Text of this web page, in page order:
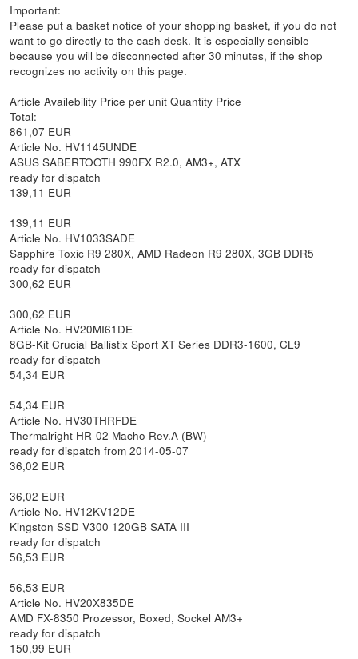
Important:
Please put a basket notice of your shopping basket, if you do not
want to go directly to the cash desk. It is especially sensible
because you will be disconnected after 30 minutes, if the shop
recognizes no activity on this page.
Article Availebility Price per unit Quantity Price
Total:
861,07 EUR
Article No. HV1145UNDE
ASUS SABERTOOTH 990FX R2.0, AM3+, ATX
ready for dispatch
139,11 EUR
139,11 EUR
Article No. HV1033SADE
Sapphire Toxic R9 280X, AMD Radeon R9 280X, 3GB DDR5
ready for dispatch
300,62 EUR
300,62 EUR
Article No. HV20MI61DE
8GB-Kit Crucial Ballistix Sport XT Series DDR3-1600, CL9
ready for dispatch
54,34 EUR
54,34 EUR
Article No. HV30THRFDE
Thermalright HR-02 Macho Rev.A (BW)
ready for dispatch from 2014-05-07
36,02 EUR
36,02 EUR
Article No. HV12KV12DE
Kingston SSD V300 120GB SATA III
ready for dispatch
56,53 EUR
56,53 EUR
Article No. HV20X835DE
AMD FX-8350 Prozessor, Boxed, Sockel AM3+
ready for dispatch
150,99 EUR